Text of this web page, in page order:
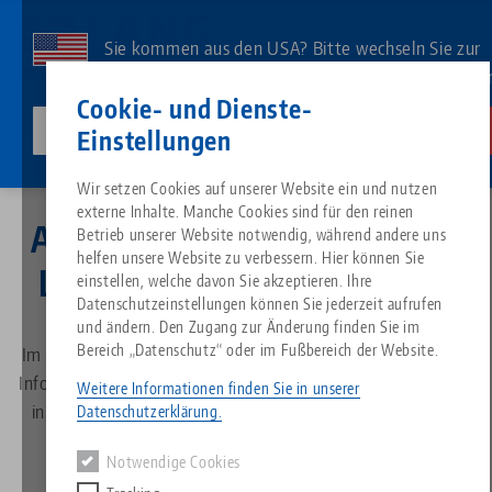
Cookie- und Dienste-
Einstellungen
Wir setzen Cookies auf unserer Website ein und nutzen
externe Inhalte. Manche Cookies sind für den reinen
Betrieb unserer Website notwendig, während andere uns
helfen unsere Website zu verbessern. Hier können Sie
einstellen, welche davon Sie akzeptieren. Ihre
Datenschutzeinstellungen können Sie jederzeit aufrufen
und ändern. Den Zugang zur Änderung finden Sie im
Bereich „Datenschutz“ oder im Fußbereich der Website.
Weitere Informationen finden Sie in unserer
Datenschutzerklärung.
Notwendige Cookies
Inhalt
Sie kommen aus den USA? Bitte wechseln Sie zur
US-Website, um landesspezifischen Inhalt zu
lang-technik-usa.com
Alles aus einer Hand
Nullpunktspanntechnik
Werkstückspanntechnik
Suche nach
Suche nach
Produktübersicht
Über LANG
Philosophie
Innovationen
Downloads
FAQ
Katalog anfordern
Blog
News
Messen
Passende Produkte
Es tut uns leid. Wir konnten keine Ergebnisse finden.
Zur Produktübersicht
Services
Search
Downloads
Breadcrumb
Aktuelle Informationen von
LANG Technik im Überblick
Im News-Bereich unserer Website finden Sie alle aktuellen
Informationen über die LANG Technik GmbH, beispielsweise
in Form von Pressemeldungen, redaktionellen Berichten